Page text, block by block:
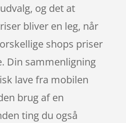
og det at
bliver en leg, når
shops priser
Din sammenligning
lave fra mobilen
brug af en
ting du også